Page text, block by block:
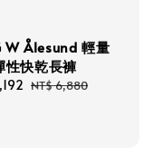
W Ålesund 輕量
性快乾長褲
Regular
NT$ 6,880